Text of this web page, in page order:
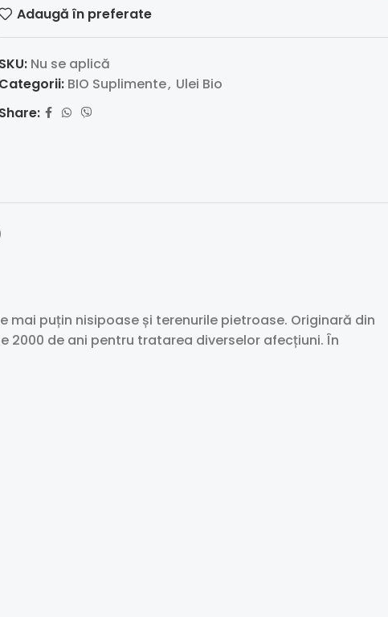
Adaugă în preferate
SKU: Nu se aplică
Categorii: BIO Suplimente, Ulei Bio
Share:
puțin nisipoase și terenurile pietroase. Originară din
2000 de ani pentru tratarea diverselor afecțiuni. În